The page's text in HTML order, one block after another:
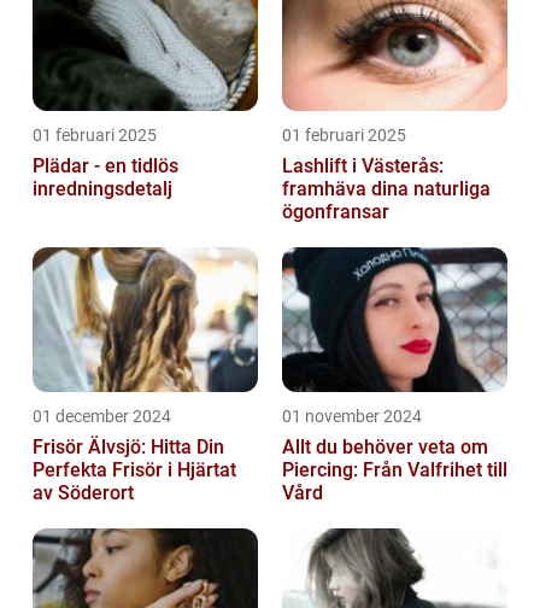
01 februari 2025
Plädar - en tidlös
inredningsdetalj
01 februari 2025
Lashlift i Västerås:
framhäva dina naturliga
ögonfransar
01 december 2024
Frisör Älvsjö: Hitta Din
Perfekta Frisör i Hjärtat
av Söderort
01 november 2024
Allt du behöver veta om
Piercing: Från Valfrihet till
Vård